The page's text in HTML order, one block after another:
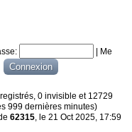
Me
0 invisible et 12729
999 dernières minutes)
62315, le 21 Oct 2025, 17:59